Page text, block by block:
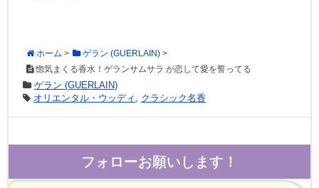
i
t
e
r
で
共
(
い
ド
で
共
有
す
る
に
は
リ
し
て
く
だ
さ
ホーム > ゲラン (GUERLAIN) >
惚気まくる香水！ゲランサムサラ が恋して愛を誓ってる
ゲラン (GUERLAIN)
オリエンタル・ウッディ
クラシック名香
フォローお願いします！